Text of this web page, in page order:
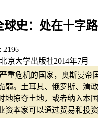
史：处在十字
2196
京大学出版社2014年7月
重危机的国家，奥斯曼
弱。土耳其、俄罗斯、清
地掠夺土地，或者纳入本
本家可以通过贸易和投